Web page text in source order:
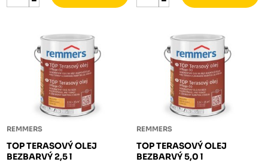
REMMERS
TOP TERASOVÝ OLEJ
BEZBARVÝ 2,5 l
REMMERS
TOP TERASOVÝ OLEJ
BEZBARVÝ 5,0 l